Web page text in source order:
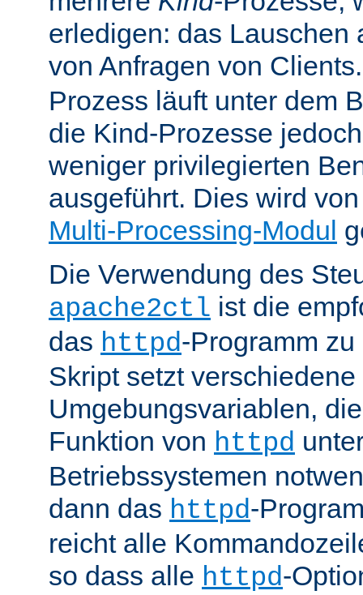
erledigen: das Lauschen
von Anfragen von
Prozess läuft unter dem
die Kind-Prozesse
weniger privilegierten
ausgeführt. Dies wird
Multi-Processing-Modul
Die Verwendung des
apache2ctl ist die
das httpd-Programm
Skript setzt verschiedene
Umgebungsvariablen,
Funktion von httpd
Betriebssystemen
dann das httpd-
reicht alle
so dass alle httpd-